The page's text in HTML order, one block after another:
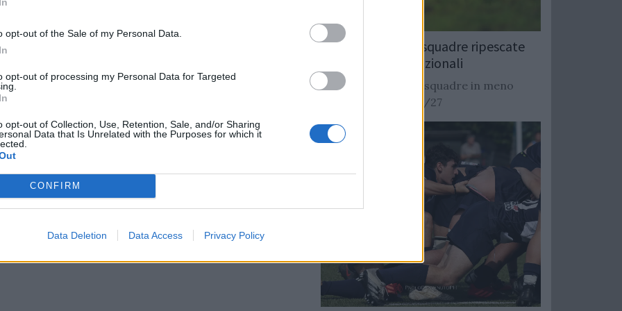
opt-out of the Sale of my Personal Data.
opt-out of processing my Personal Data for Targeted
opt-out of Collection, Use, Retention, Sale, and/or Sharing
Data that Is Unrelated with the Purposes for which it
CONFIRM
Data Deletion Data Access Privacy Policy
1957
Rugby
C. 1930
Onnia
Rugby: Record di squadre ripescate
nei campionati nazionali
Si stimano oltre 20 squadre in meno
dalla stagione 2026/27